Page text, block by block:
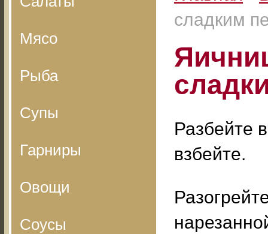
Мясо
Рыба
Супы
Гарниры
Овощи
Соусы
сладким
Разбейте
взбейте.